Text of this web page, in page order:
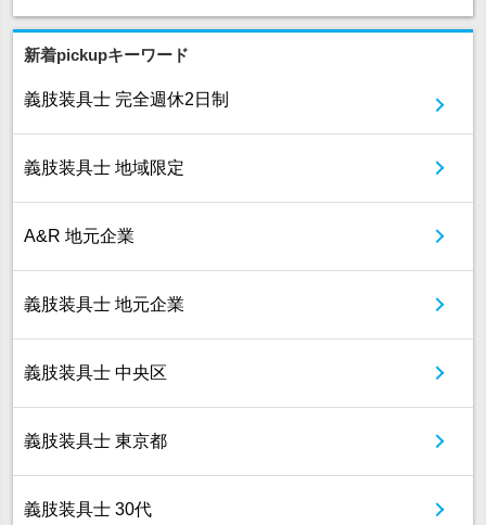
新着pickupキーワード
義肢装具士 完全週休2日制
義肢装具士 地域限定
A&R 地元企業
義肢装具士 地元企業
義肢装具士 中央区
義肢装具士 東京都
義肢装具士 30代